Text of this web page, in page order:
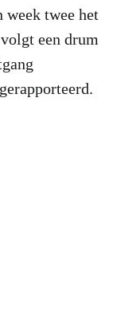
week twee het
een drum